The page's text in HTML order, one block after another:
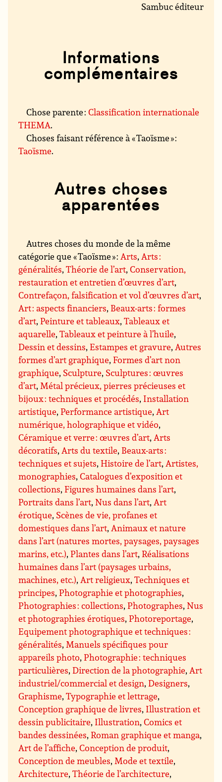
Sambuc éditeur
Informations
complémentaires
Chose parente :Classification internationale
THEMA.
Choses faisant référence à « Taoïsme » :
Taoïsme.
Autres choses
apparentées
Autres choses du monde de la même
catégorie que « Taoïsme » :Arts,Arts :
généralités,Théorie de l’art,Conservation,
restauration et entretien d’œuvres d’art,
Contrefaçon, falsification et vol d’œuvres d’art,
Art : aspects financiers, Beaux-arts : formes
d’art,Peinture et tableaux,Tableaux et
aquarelle,Tableaux et peinture à l’huile,
Dessin et dessins,Estampes et gravure,Autres
formes d’art graphique,Formes d’art non
graphique, Sculpture, Sculptures : œuvres
d’art,Métal précieux, pierres précieuses et
bijoux : techniques et procédés, Installation
artistique,Performance artistique,Art
numérique, holographique et vidéo,
Céramique et verre : œuvres d’art,Arts
décoratifs,Arts du textile, Beaux-arts :
techniques et sujets,Histoire de l’art,Artistes,
monographies,Catalogues d’exposition et
collections,Figures humaines dans l’art,
Portraits dans l’art,Nus dans l’art,Art
érotique, Scènes de vie, profanes et
domestiques dans l’art,Animaux et nature
dans l’art (natures mortes, paysages, paysages
marins, etc.),Plantes dans l’art,Réalisations
humaines dans l’art (paysages urbains,
machines, etc.),Art religieux,Techniques et
principes,Photographie et photographies,
Photographies : collections,Photographes,Nus
et photographies érotiques,Photoreportage,
Equipement photographique et techniques :
généralités,Manuels spécifiques pour
appareils photo,Photographie : techniques
particulières,Direction de la photographie,Art
industriel/commercial et design,Designers,
Graphisme,Typographie et lettrage,
Conception graphique de livres, Illustration et
dessin publicitaire, Illustration,Comics et
bandes dessinées,Roman graphique et manga,
Art de l’affiche,Conception de produit,
Conception de meubles,Mode et textile,
Architecture,Théorie de l’architecture,